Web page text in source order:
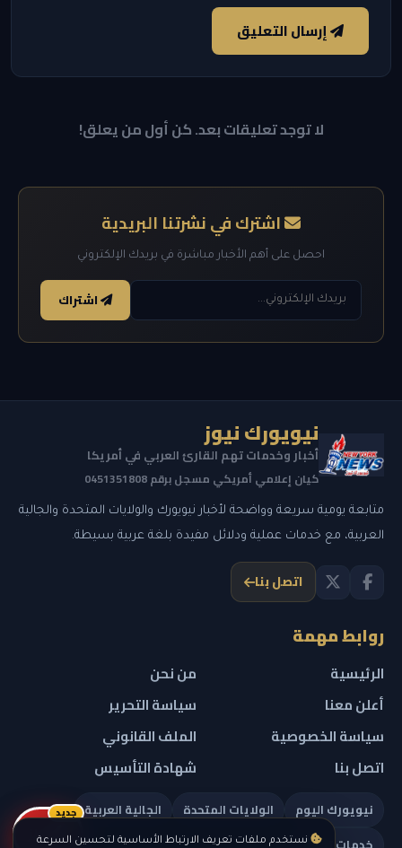
نستخدم ملفات تعريف الارتباط الأساسية لتحسين السرعة
إرسال التعليق
لا توجد تعليقات بعد. كن أول من يعلق!
اشترك في نشرتنا البريدية
احصل على أهم الأخبار مباشرة في بريدك الإلكتروني
اشتراك
نيويورك نيوز
أخبار وخدمات تهم القارئ العربي في أمريكا
كيان إعلامي أمريكي مسجل برقم 0451351808
متابعة يومية سريعة وواضحة لأخبار نيويورك والولايات المتحدة والجالية
العربية، مع خدمات عملية ودلائل مفيدة بلغة عربية بسيطة.
اتصل بنا
روابط مهمة
الرئيسية
من نحن
أعلن معنا
سياسة التحرير
سياسة الخصوصية
الملف القانوني
اتصل بنا
شهادة التأسيس
نيويورك اليوم الولايات المتحدة
الجالية العربية
ريلز
جديد